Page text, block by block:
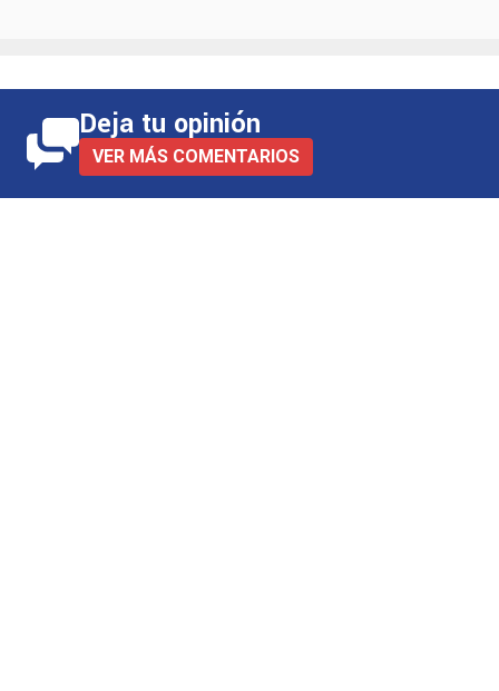
Deja tu opinión
VER MÁS COMENTARIOS